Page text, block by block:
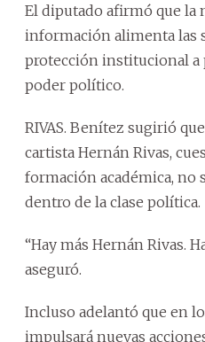
El diputado afirmó que la
información alimenta las
protección institucional a
poder político.
RIVAS. Benítez sugirió
cartista Hernán Rivas,
formación académica, no
dentro de la clase política.
“Hay más Hernán Rivas.
aseguró.
Incluso adelantó que en
impulsará nuevas